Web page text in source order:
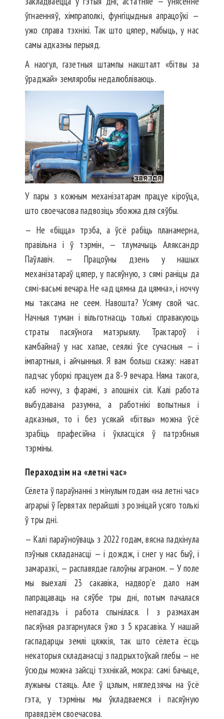
ўгнаенняў, хімпраполкі, фунгіцыдныя апрацоўкі —
ужо справа тэхнікі. Так што цяпер, мабыць, у нас
самы адказны перыяд.
А наогул, газетныя штампы накшталт «бітвы за
ўраджай» земляробы недалюбліваюць.
У пары з кожным механізатарам працуе кіроўца,
што своечасова падвозіць збожжа для сяўбы.
— Не «біцца» трэба, а ўсё рабіць планамерна,
правільна і ў тэрмін, — тлумачыць Аляксандр
Паўлавіч. — Працоўны дзень у нашых
механізатараў цяпер, у пасяўную, з сямі раніцы да
сямі-васьмі вечара. Не «ад цямна да цямна», і ноччу
мы таксама не сеем. Навошта? Усяму свой час.
Начныя туман і вільготнасць толькі справакуюць
страты пасяўнога матэрыялу. Трактароў і
камбайнаў у нас хапае, сеялкі ўсе сучасныя — і
імпартныя, і айчынныя. Я вам больш скажу: нават
падчас уборкі працуем да 8-9 вечара. Няма такога,
каб ноччу, з фарамі, з апошніх сіл. Калі работа
выбудавана разумна, а работнікі вопытныя і
адказныя, то і без усякай «бітвы» можна ўсё
зрабіць прафесійна і ўкласціся ў патрэбныя
тэрміны.
Пераходзім на «летні час»
Сёлета ў параўнанні з мінулым годам «на летні час»
аграрыі ў Гервятах перайшлі з розніцай усяго толькі
ў тры дні.
— Калі параўноўваць з 2022 годам, вясна падкінула
пэўныя складанасці — і дождж, і снег у нас быў, і
замаразкі, — распавядае галоўны аграном. — У поле
мы выехалі 23 сакавіка, надвор'е дало нам
папрацаваць на сяўбе тры дні, потым пачалася
непагадзь і работа спынілася. І з размахам
пасяўная разгарнулася ўжо з 5 красавіка. У нашай
гаспадарцы землі цяжкія, так што сёлета ёсць
некаторыя складанасці з падрыхтоўкай глебы — не
ўсюды можна зайсці тэхнікай, мокра: самі бачыце,
лужыны стаяць. Але ў цэлым, нягледзячы на ўсё
гэта, у тэрміны мы ўкладваемся і пасяўную
правядзём своечасова.